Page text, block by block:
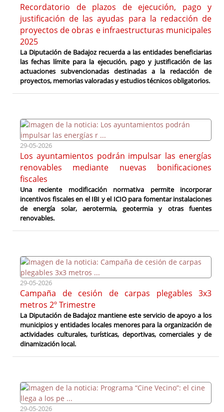
Recordatorio de plazos de ejecución, pago y
justificación de las ayudas para la redacción de
proyectos de obras e infraestructuras municipales
2025
La Diputación de Badajoz recuerda a las entidades beneficiarias
las fechas límite para la ejecución, pago y justificación de las
actuaciones subvencionadas destinadas a la redacción de
proyectos, memorias valoradas y estudios técnicos obligatorios.
29-05-2026
Los ayuntamientos podrán impulsar las energías
renovables mediante nuevas bonificaciones
fiscales
Una reciente modificación normativa permite incorporar
incentivos fiscales en el IBI y el ICIO para fomentar instalaciones
de energía solar, aerotermia, geotermia y otras fuentes
renovables.
29-05-2026
Campaña de cesión de carpas plegables 3x3
metros 2º Trimestre
La Diputación de Badajoz mantiene este servicio de apoyo a los
municipios y entidades locales menores para la organización de
actividades culturales, turísticas, deportivas, comerciales y de
dinamización local.
29-05-2026